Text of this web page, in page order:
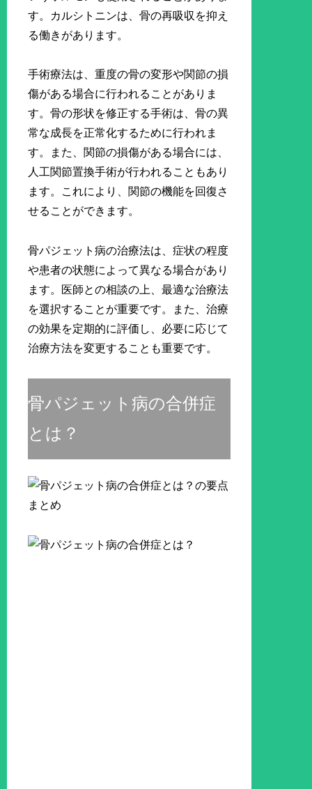
す。カルシトニンは、骨の再吸収を抑え
る働きがあります。
手術療法は、重度の骨の変形や関節の損
傷がある場合に行われることがありま
す。骨の形状を修正する手術は、骨の異
常な成長を正常化するために行われま
す。また、関節の損傷がある場合には、
人工関節置換手術が行われることもあり
ます。これにより、関節の機能を回復さ
せることができます。
骨パジェット病の治療法は、症状の程度
や患者の状態によって異なる場合があり
ます。医師との相談の上、最適な治療法
を選択することが重要です。また、治療
の効果を定期的に評価し、必要に応じて
治療方法を変更することも重要です。
骨パジェット病の合併症
とは？